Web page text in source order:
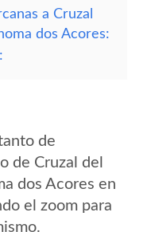
a Cruzal
dos Acores:
de
de Cruzal del
dos Acores en
el zoom para